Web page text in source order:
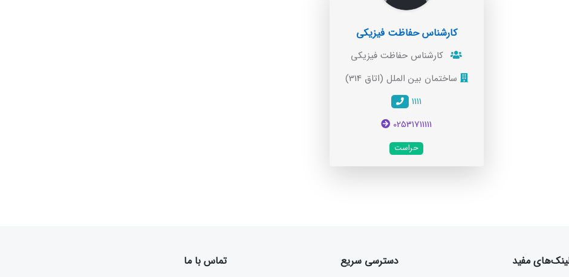
کارشناس حفاظت فیزیکی
کارشناس حفاظت فیزیکی
ساختمان بین الملل (اتاق 314)
1111
02531711111
حراست
مفید دسترسی سریع تماس با ما